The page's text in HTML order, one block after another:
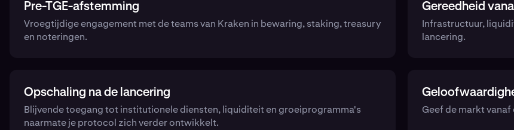
Pre-TGE-afstemming
Vroegtijdige engagement met de teams van Kraken in bewaring, staking, treasury
en noteringen.
Gereedheid
Infrastructuur,
lancering.
Opschaling na de lancering
Blijvende toegang tot institutionele diensten, liquiditeit en groeiprogramma's
naarmate je protocol zich verder ontwikkelt.
Geef de markt